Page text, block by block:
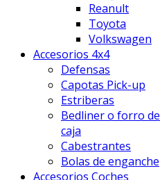
Reanult
Toyota
Volkswagen
Accesorios 4x4
Defensas
Capotas Pick-up
Estriberas
Bedliner o forro de
caja
Cabestrantes
Bolas de enganche
Accesorios Coches